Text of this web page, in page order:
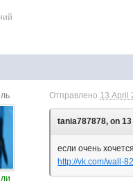
Отправлено 13 April
tania787878, on
если очень
http://vk.com/wall-